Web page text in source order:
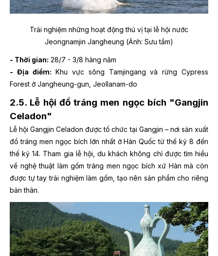
Trải nghiệm những hoạt động thú vị tại lễ hội nước
Jeongnamjin Jangheung (Ảnh: Sưu tầm)
- Thời gian: 28/7 - 3/8 hàng năm
- Địa điểm: Khu vực sông Tamjingang và rừng Cypress
Forest ở Jangheung-gun, Jeollanam-do
2.5. Lễ hội đồ tráng men ngọc bích "Gangjin
Celadon"
Lễ hội Gangjin Celadon được tổ chức tại Gangjin – nơi sản xuất
đồ tráng men ngọc bích lớn nhất ở Hàn Quốc từ thế kỷ 8 đến
thế kỷ 14. Tham gia lễ hội, du khách không chỉ được tìm hiểu
về nghệ thuật làm gốm tráng men ngọc bích xứ Hàn mà còn
được tự tay trải nghiệm làm gốm, tạo nên sản phẩm cho riêng
bản thân.